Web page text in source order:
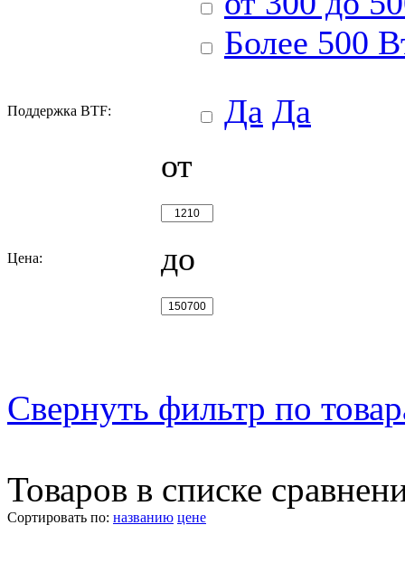
Более 500
Поддержка BTF: Да Да
Цена:
от
до
Свернуть фильтр по
Товаров в списке
Сортировать по: названию цене